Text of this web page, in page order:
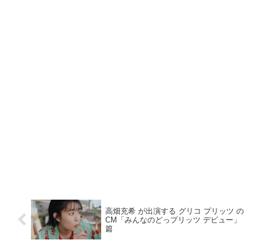
高畑充希 が出演する グリコ プリッツ の
CM「みんなのどっプリッツ デビュー」
篇